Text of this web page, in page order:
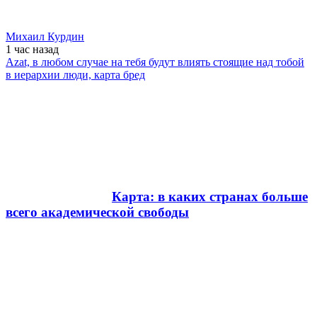
Михаил Курдин
1 час назад
Azat, в любом случае на тебя будут влиять стоящие над тобой
в иерархии люди, карта бред
Карта: в каких странах больше
всего академической свободы